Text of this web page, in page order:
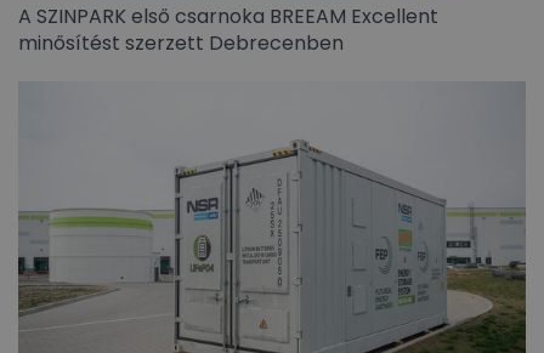
A SZINPARK első csarnoka BREEAM Excellent
minősítést szerzett Debrecenben